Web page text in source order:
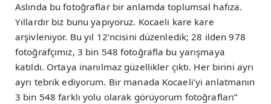
Aslında bu fotoğraflar bir anlamda toplumsal hafıza.
Yıllardır biz bunu yapıyoruz. Kocaeli kare kare
arşivleniyor. Bu yıl 12’ncisini düzenledik; 28 ilden 978
fotoğrafçımız, 3 bin 548 fotoğrafla bu yarışmaya
katıldı. Ortaya inanılmaz güzellikler çıktı. Her birini ayrı
ayrı tebrik ediyorum. Bir manada Kocaeli’yi anlatmanın
3 bin 548 farklı yolu olarak görüyorum fotoğrafları”